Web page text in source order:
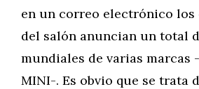
en un correo electrónico los
del salón anuncian un total
mundiales de varias marcas
MINI-. Es obvio que se trata